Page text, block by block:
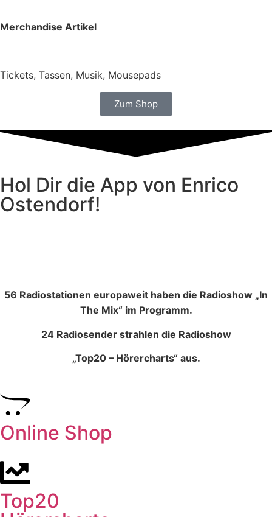
Merchandise Artikel
Tickets, Tassen, Musik, Mousepads
Zum Shop
Hol Dir die App von Enrico
Ostendorf!
56 Radiostationen europaweit haben die Radioshow „In
The Mix“ im Programm.
24 Radiosender strahlen die Radioshow
„Top20 – Hörercharts“ aus.
Online Shop
Top20